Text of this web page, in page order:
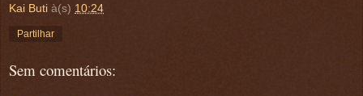
Kai Buti à(s) 10:24
Partilhar
Sem comentários: